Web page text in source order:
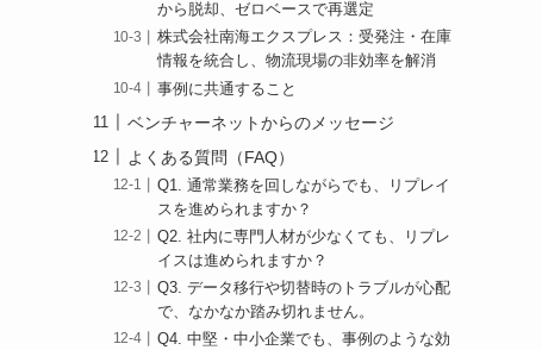
から脱却、ゼロベースで再選定
株式会社南海エクスプレス：受発注・在庫
情報を統合し、物流現場の非効率を解消
事例に共通すること
ベンチャーネットからのメッセージ
よくある質問（FAQ）
Q1. 通常業務を回しながらでも、リプレイ
スを進められますか？
Q2. 社内に専門人材が少なくても、リプレ
イスは進められますか？
Q3. データ移行や切替時のトラブルが心配
で、なかなか踏み切れません。
Q4. 中堅・中小企業でも、事例のような効